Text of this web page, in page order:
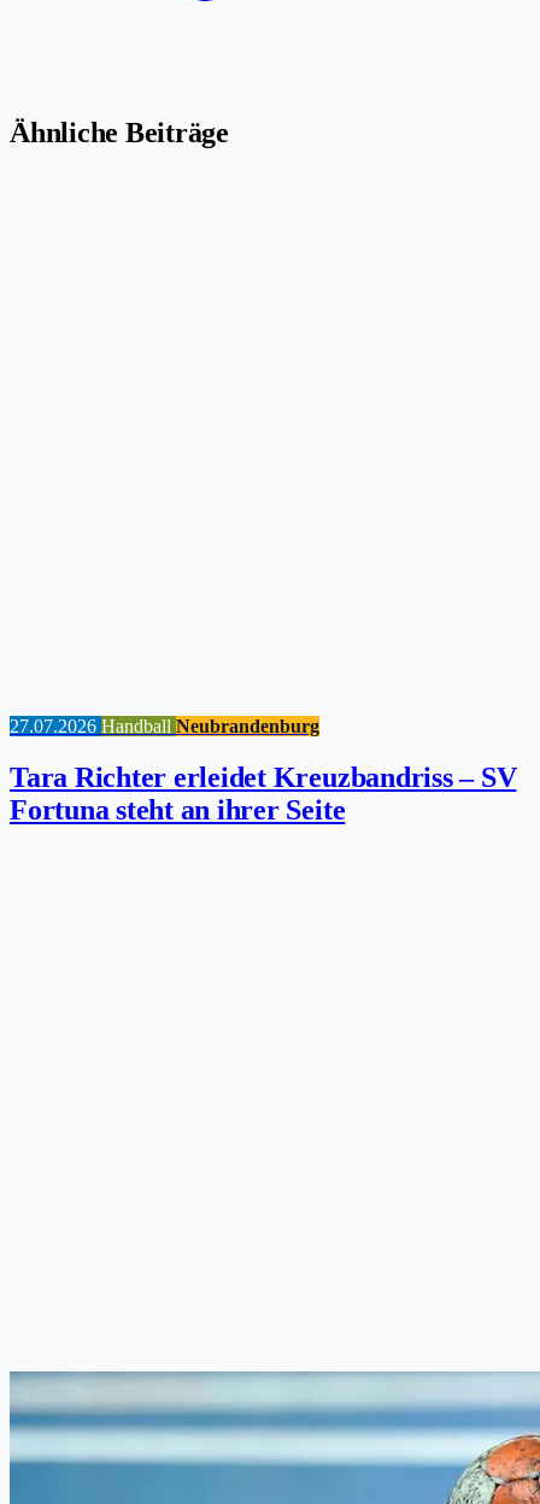
Ähnliche Beiträge
27.07.2026 Handball Neubrandenburg
Tara Richter erleidet Kreuzbandriss – SV
Fortuna steht an ihrer Seite